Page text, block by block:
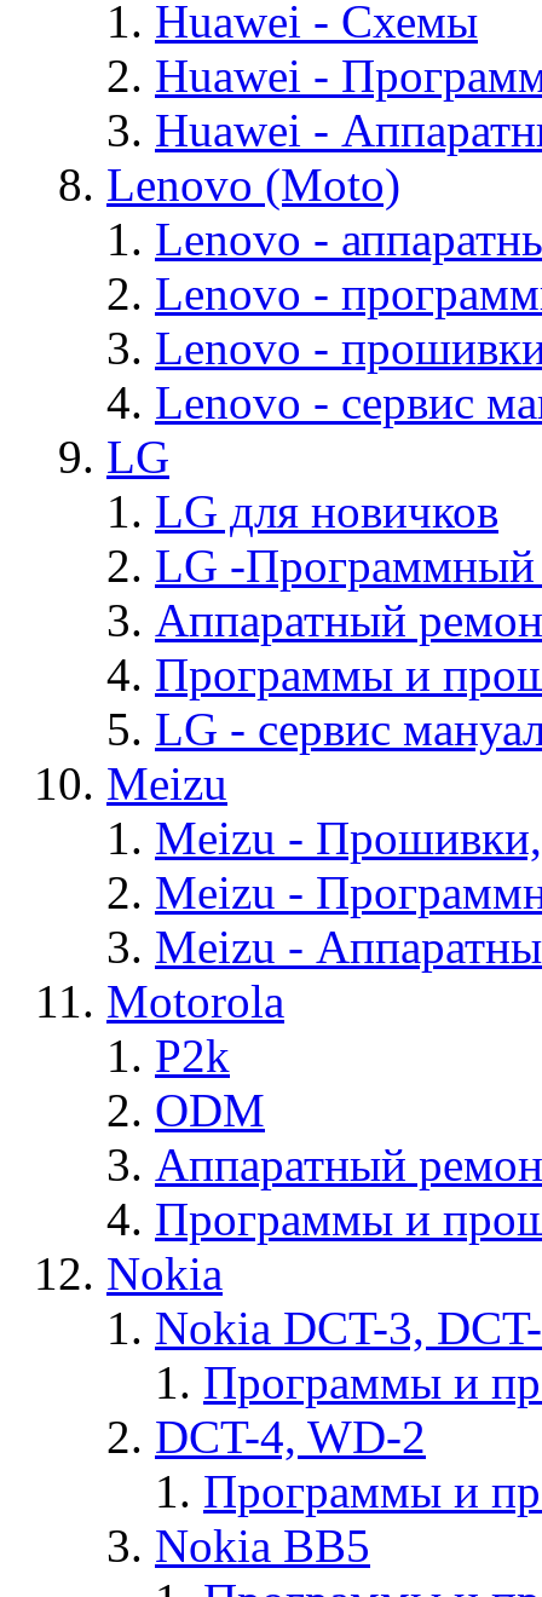
Huawei - Cхемы
Huawei -
Huawei -
Lenovo (Moto)
Lenovo -
Lenovo -
Lenovo -
Lenovo - cервис
LG
LG для новичков
LG -Программный
Аппаратный
Программы и
LG - cервис
Meizu
Meizu -
Meizu -
Meizu -
Motorola
P2k
ODM
Аппаратный
Программы и
Nokia
Nokia DCT-3,
Программы и
DCT-4, WD-2
Программы и
Nokia BB5